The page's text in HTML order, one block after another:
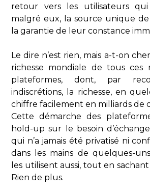
retour vers les utilisateurs
malgré eux, la source unique
la garantie de leur constance
Le dire n’est rien, mais a-t-on
richesse mondiale de tous ces
plateformes, dont, par
indiscrétions, la richesse, en
chiffre facilement en milliards de
Cette démarche des
hold-up sur le besoin
qui n’a jamais été privatisé ni
dans les mains de quelques-
les utilisent aussi, tout en sachant
Rien de plus.